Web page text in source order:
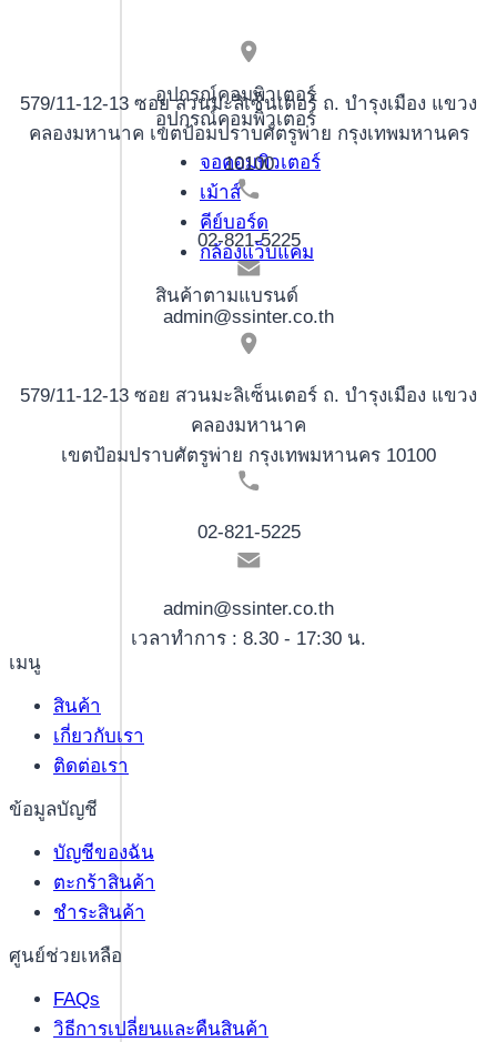
อุปกรณ์คอมพิวเตอร์
อุปกรณ์คอมพิวเตอร์
จอคอมพิวเตอร์
เม้าส์
คีย์บอร์ด
กล้องแว็บแคม
สินค้าตามแบรนด์
579/11-12-13 ซอย สวนมะลิเซ็นเตอร์ ถ. บำรุงเมือง แขวง
คลองมหานาค เขตป้อมปราบศัตรูพ่าย กรุงเทพมหานคร
10100
02-821-5225
admin@ssinter.co.th
579/11-12-13 ซอย สวนมะลิเซ็นเตอร์ ถ. บำรุงเมือง แขวง
คลองมหานาค
เขตป้อมปราบศัตรูพ่าย กรุงเทพมหานคร 10100
02-821-5225
admin@ssinter.co.th
เวลาทำการ : 8.30 - 17:30 น.
เมนู
สินค้า
เกี่ยวกับเรา
ติดต่อเรา
ข้อมูลบัญชี
บัญชีของฉัน
ตะกร้าสินค้า
ชำระสินค้า
ศูนย์ช่วยเหลือ
FAQs
วิธีการเปลี่ยนและคืนสินค้า